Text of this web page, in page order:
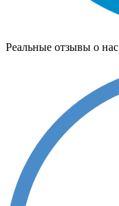
Реальные отзывы о нас